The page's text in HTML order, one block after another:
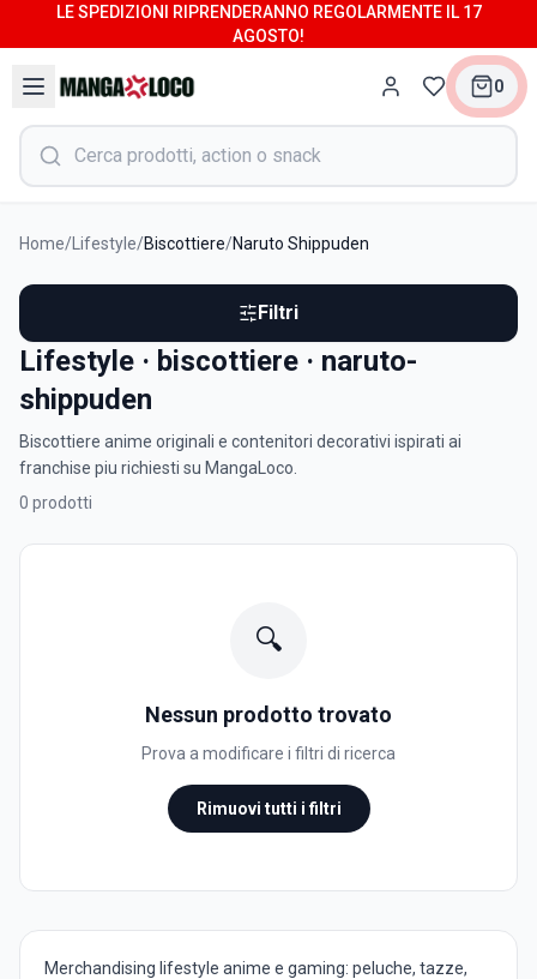
LE SPEDIZIONI RIPRENDERANNO REGOLARMENTE IL 17
AGOSTO!
0
Home/ Lifestyle/Biscottiere/Naruto Shippuden
Filtri
Lifestyle · biscottiere · naruto-
shippuden
Biscottiere anime originali e contenitori decorativi ispirati ai
franchise piu richiesti su MangaLoco.
0 prodotti
🔍
Nessun prodotto trovato
Prova a modificare i filtri di ricerca
Rimuovi tutti i filtri
Merchandising lifestyle anime e gaming: peluche, tazze,